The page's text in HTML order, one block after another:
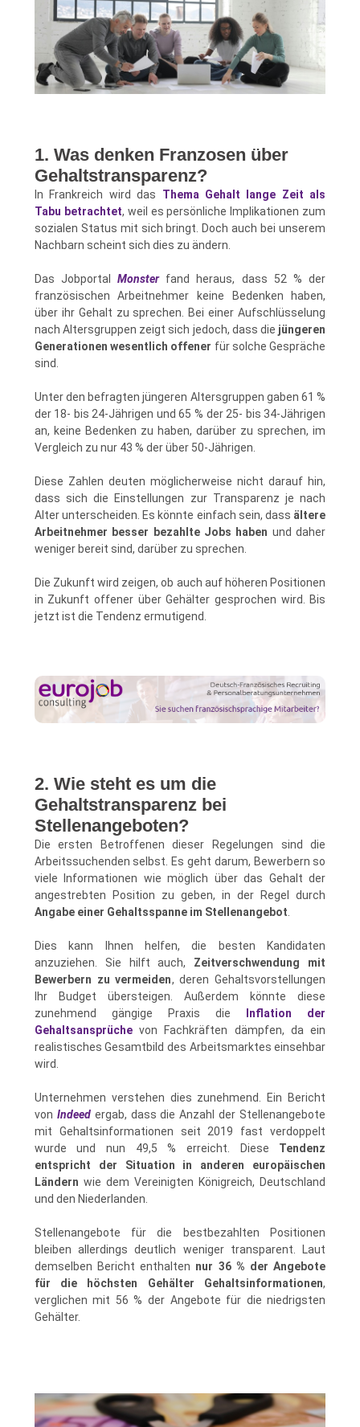
1. Was denken Franzosen über
Gehaltstransparenz?
In Frankreich wird das Thema Gehalt lange Zeit als
Tabu betrachtet, weil es persönliche Implikationen zum
sozialen Status mit sich bringt. Doch auch bei unserem
Nachbarn scheint sich dies zu ändern.
Das JobportalMonsterfand heraus, dass 52 % der
französischen Arbeitnehmer keine Bedenken haben,
über ihr Gehalt zu sprechen. Bei einer Aufschlüsselung
nach Altersgruppen zeigt sich jedoch, dass die jüngeren
Generationen wesentlich offener für solche Gespräche
sind.
Unter den befragten jüngeren Altersgruppen gaben 61 %
der 18- bis 24-Jährigen und 65 % der 25- bis 34-Jährigen
an, keine Bedenken zu haben, darüber zu sprechen, im
Vergleich zu nur 43 % der über 50-Jährigen.
Diese Zahlen deuten möglicherweise nicht darauf hin,
dass sich die Einstellungen zur Transparenz je nach
Alter unterscheiden. Es könnte einfach sein, dass ältere
Arbeitnehmer besser bezahlte Jobs haben und daher
weniger bereit sind, darüber zu sprechen.
Die Zukunft wird zeigen, ob auch auf höheren Positionen
in Zukunft offener über Gehälter gesprochen wird. Bis
jetzt ist die Tendenz ermutigend.
2. Wie steht es um die
Gehaltstransparenz bei
Stellenangeboten?
Die ersten Betroffenen dieser Regelungen sind die
Arbeitssuchenden selbst. Es geht darum, Bewerbern so
viele Informationen wie möglich über das Gehalt der
angestrebten Position zu geben, in der Regel durch
Angabe einer Gehaltsspanne im Stellenangebot.
Dies kann Ihnen helfen, die besten Kandidaten
anzuziehen. Sie hilft auch, Zeitverschwendung mit
Bewerbern zu vermeiden, deren Gehaltsvorstellungen
Ihr Budget übersteigen. Außerdem könnte diese
zunehmend gängige Praxis die
Inflation der
Gehaltsansprüchevon Fachkräften dämpfen, da ein
realistisches Gesamtbild des Arbeitsmarktes einsehbar
wird.
Unternehmen verstehen dies zunehmend. Ein Bericht
von Indeedergab, dass die Anzahl der Stellenangebote
mit Gehaltsinformationen seit 2019 fast verdoppelt
wurde und nun 49,5 % erreicht. Diese Tendenz
entspricht der Situation in anderen europäischen
Ländern wie dem Vereinigten Königreich, Deutschland
und den Niederlanden.
Stellenangebote für die bestbezahlten Positionen
bleiben allerdings deutlich weniger transparent. Laut
demselben Bericht enthalten nur 36 % der Angebote
für die höchsten Gehälter Gehaltsinformationen,
verglichen mit 56 % der Angebote für die niedrigsten
Gehälter.